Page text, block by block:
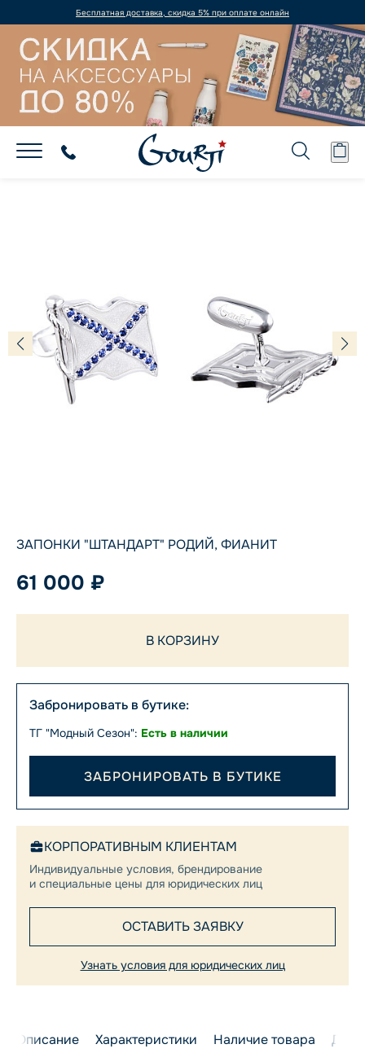
Бесплатная доставка, скидка 5% при оплате онлайн
ЗАПОНКИ "ШТАНДАРТ" РОДИЙ, ФИАНИТ
61 000 ₽
В КОРЗИНУ
Забронировать в бутике:
ТГ "Модный Сезон": Есть в наличии
ЗАБРОНИРОВАТЬ В БУТИКЕ
КОРПОРАТИВНЫМ КЛИЕНТАМ
Индивидуальные условия, брендирование
и специальные цены для юридических лиц
ОСТАВИТЬ ЗАЯВКУ
Узнать условия для юридических лиц
Описание Характеристики Наличие товара